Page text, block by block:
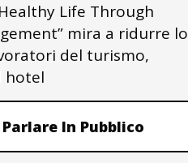
Life Through
mira a ridurre lo
del turismo,
hotel
Parlare In Pubblico